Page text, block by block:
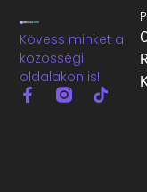
Kövess minket a
közösségi
oldalakon is!